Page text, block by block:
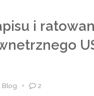
i
Blog 2